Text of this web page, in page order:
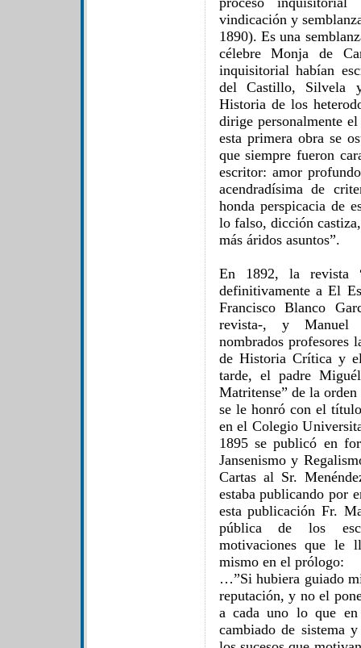
vindicación y
1890). Es una
célebre Monja de
inquisitorial habían
del Castillo, Silvela
Historia de los
dirige personalmente
esta primera obra se
que siempre fueron
escritor: amor
acendradísima de
honda perspicacia de
lo falso, dicción
más áridos asuntos”.
En 1892, la revista
definitivamente a El
Francisco Blanco
revista-, y Manuel
nombrados profesores
de Historia Crítica y
tarde, el padre
Matritense” de la
se le honró con el
en el Colegio
1895 se publicó en
Jansenismo y
Cartas al Sr.
estaba publicando por
esta publicación Fr.
pública de los
motivaciones que le
mismo en el prólogo:
…”Si hubiera guiado
reputación, y no el
a cada uno lo que en
cambiado de sistema